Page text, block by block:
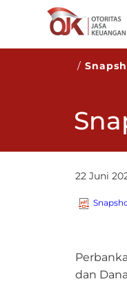
/
22 Juni
dan